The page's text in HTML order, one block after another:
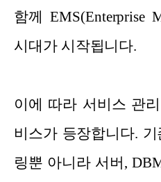
함께 EMS(Enterprise
시대가 시작됩니다.
이에 따라 서비스 관
비스가 등장합니다.
링뿐 아니라 서버,